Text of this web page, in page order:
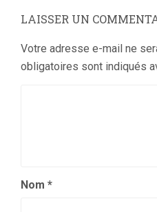
LAISSER UN
Votre adresse e-mail ne
obligatoires sont indiqués
Nom *